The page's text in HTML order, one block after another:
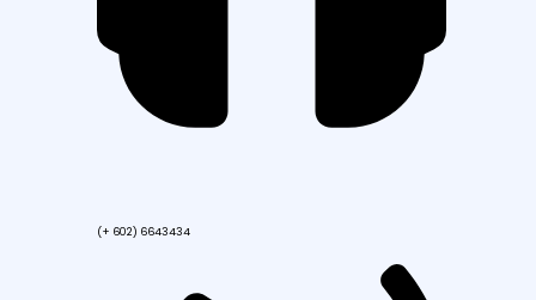
(+ 602) 6643434